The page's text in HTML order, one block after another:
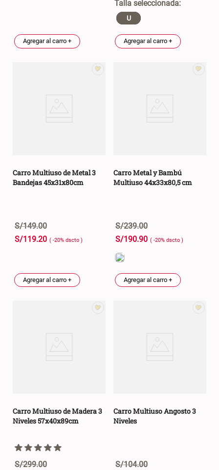
S/ 35.90
Agregar al carro +
U
Agregar al carro +
Carro Multiuso de Metal 3
Bandejas 45x31x80cm
S/149.00
S/119.20 ( -20% dscto )
Agregar al carro +
Carro Metal y Bambú
Multiuso 44x33x80,5 cm
S/239.00
S/190.90 ( -20% dscto )
Agregar al carro +
Carro Multiuso de Madera 3
Niveles 57x40x89cm
S/299.00
Carro Multiuso Angosto 3
Niveles
S/104.00